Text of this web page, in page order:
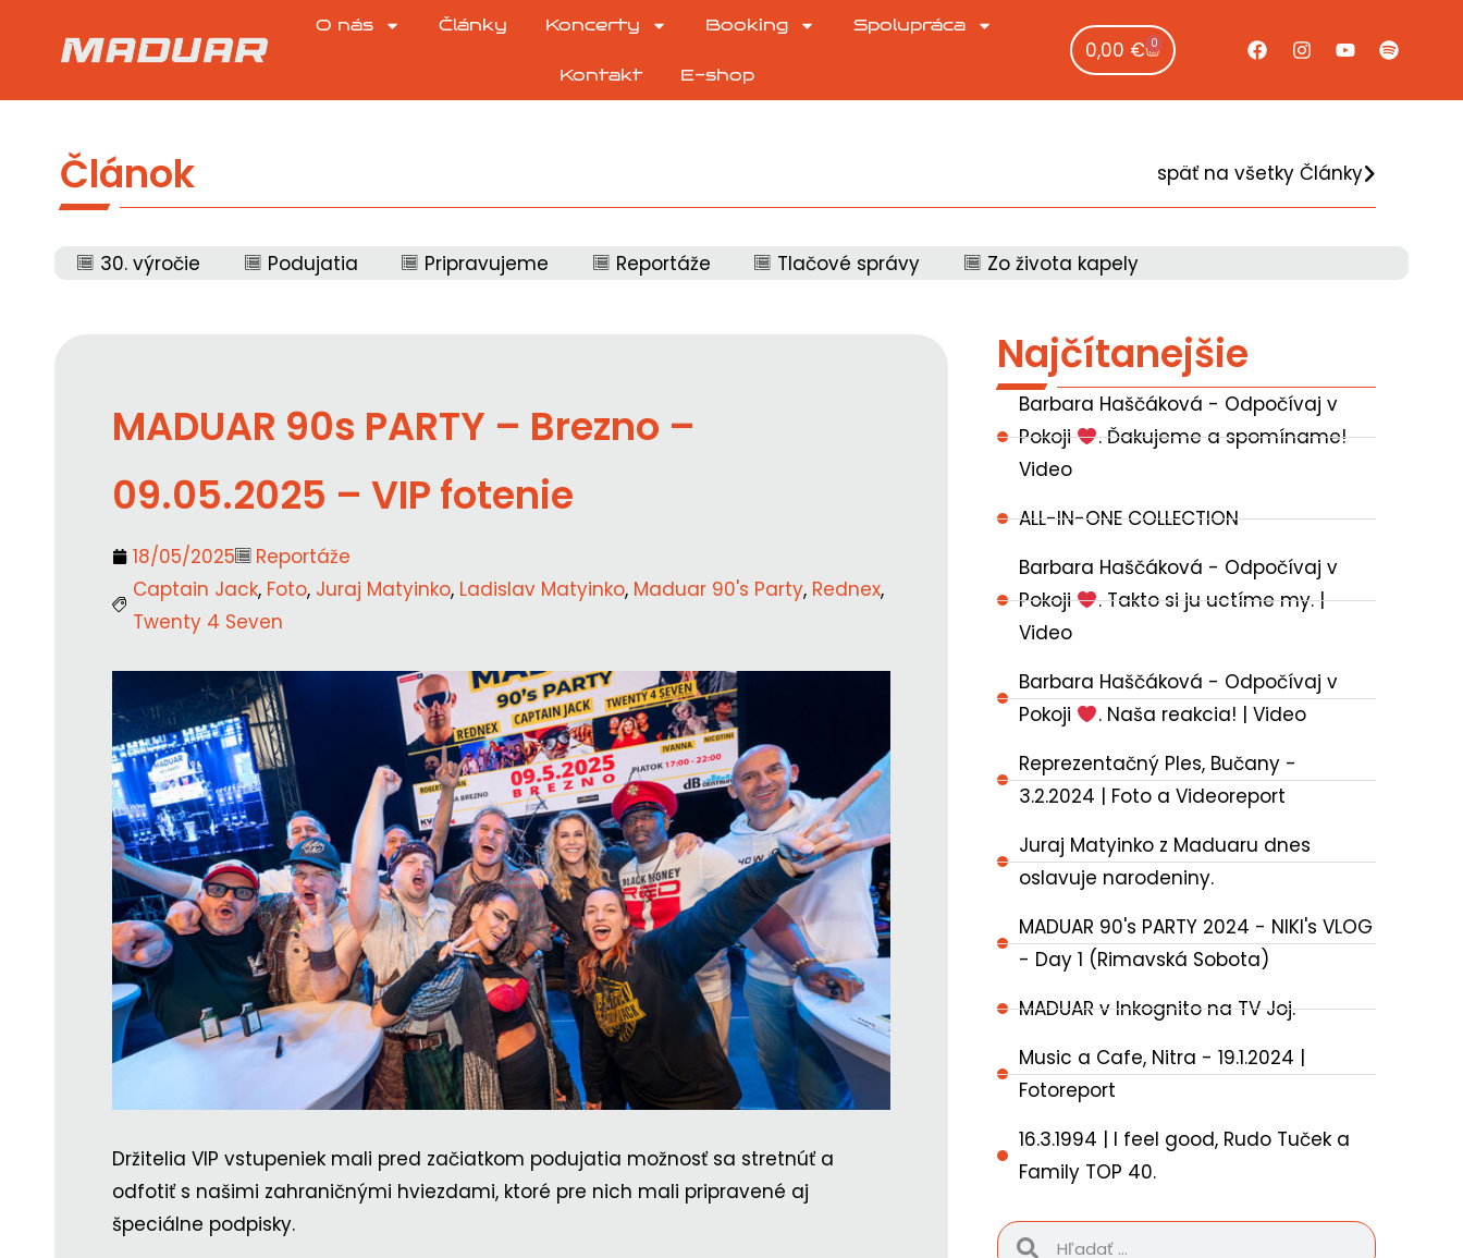
O nás Články Koncerty Booking Spolupráca
Kontakt E-shop
0,00 € 0
Článok späť na všetky Články
30. výročie Podujatia Pripravujeme Reportáže Tlačové správy Zo života kapely
MADUAR 90s PARTY – Brezno –
09.05.2025 – VIP fotenie
18/05/2025
Reportáže
Captain Jack, Foto, Juraj Matyinko, Ladislav Matyinko, Maduar 90's Party, Rednex,
Twenty 4 Seven
Držitelia VIP vstupeniek mali pred začiatkom podujatia možnosť sa stretnúť a
odfotiť s našimi zahraničnými hviezdami, ktoré pre nich mali pripravené aj
špeciálne podpisky.
Najčítanejšie
Barbara Haščáková - Odpočívaj v
Pokoji
. Ďakujeme a spomíname!
Video
ALL-IN-ONE COLLECTION
Barbara Haščáková - Odpočívaj v
Pokoji
. Takto si ju uctíme my. |
Video
Barbara Haščáková - Odpočívaj v
Pokoji
. Naša reakcia! | Video
Reprezentačný Ples, Bučany -
3.2.2024 | Foto a Videoreport
Juraj Matyinko z Maduaru dnes
oslavuje narodeniny.
MADUAR 90's PARTY 2024 - NIKI's VLOG
- Day 1 (Rimavská Sobota)
MADUAR v Inkognito na TV Joj.
Music a Cafe, Nitra - 19.1.2024 |
Fotoreport
16.3.1994 | I feel good, Rudo Tuček a
Family TOP 40.